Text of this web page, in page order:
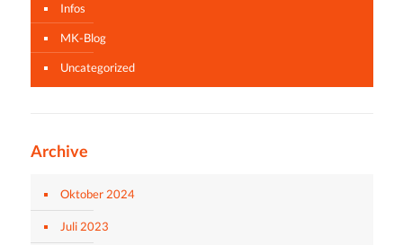
Infos
MK-Blog
Uncategorized
Archive
Oktober 2024
Juli 2023